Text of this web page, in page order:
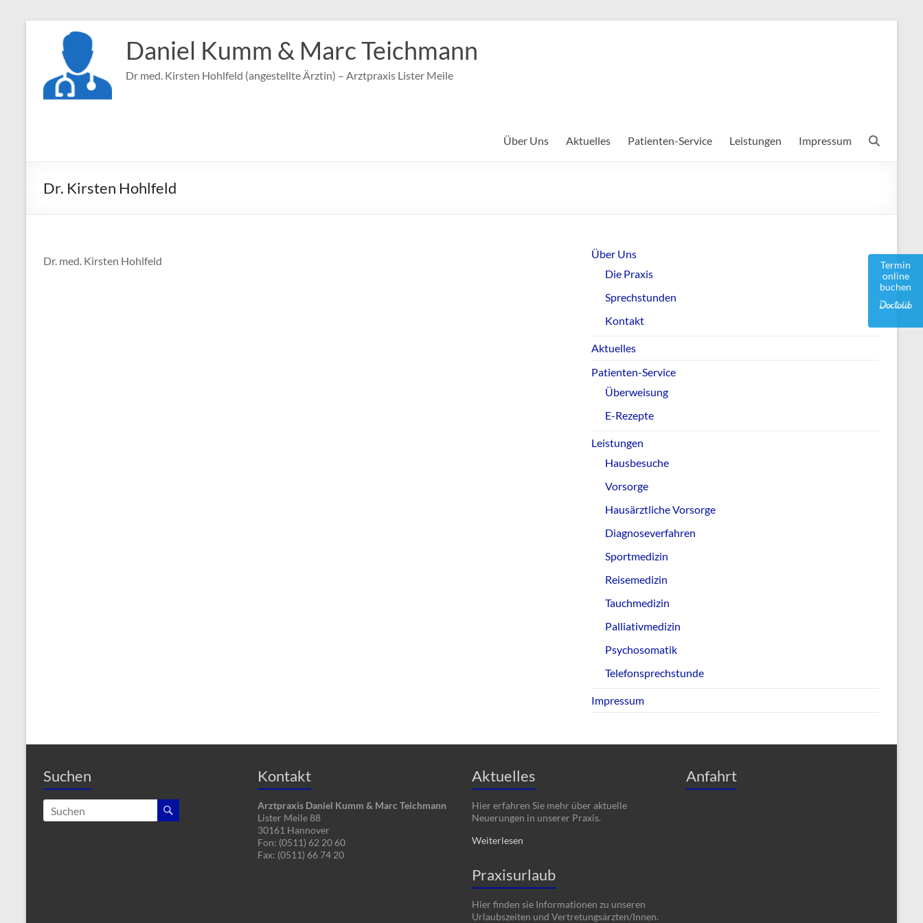
springen
Daniel Kumm & Marc Teichmann
Dr med. Kirsten Hohlfeld (angestellte Ärztin) – Arztpraxis Lister Meile
Termin
online
buchen
Über Uns Aktuelles Patienten-Service Leistungen Impressum
Dr. Kirsten Hohlfeld
Dr. med. Kirsten Hohlfeld
Über Uns
Die Praxis
Sprechstunden
Kontakt
Aktuelles
Patienten-Service
Überweisung
E-Rezepte
Leistungen
Hausbesuche
Vorsorge
Hausärztliche Vorsorge
Diagnoseverfahren
Sportmedizin
Reisemedizin
Tauchmedizin
Palliativmedizin
Psychosomatik
Telefonsprechstunde
Impressum
Suchen Kontakt
Arztpraxis Daniel Kumm & Marc Teichmann
Lister Meile 88
30161 Hannover
Fon: (0511) 62 20 60
Fax: (0511) 66 74 20
Aktuelles
Hier erfahren Sie mehr über aktuelle
Neuerungen in unserer Praxis.
Weiterlesen
Praxisurlaub
Hier finden sie Informationen zu unseren
Urlaubszeiten und Vertretungsärzten/Innen.
Anfahrt